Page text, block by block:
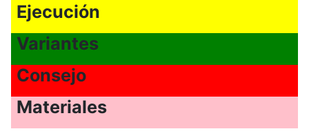
Ejecución
Variantes
Consejo
Materiales